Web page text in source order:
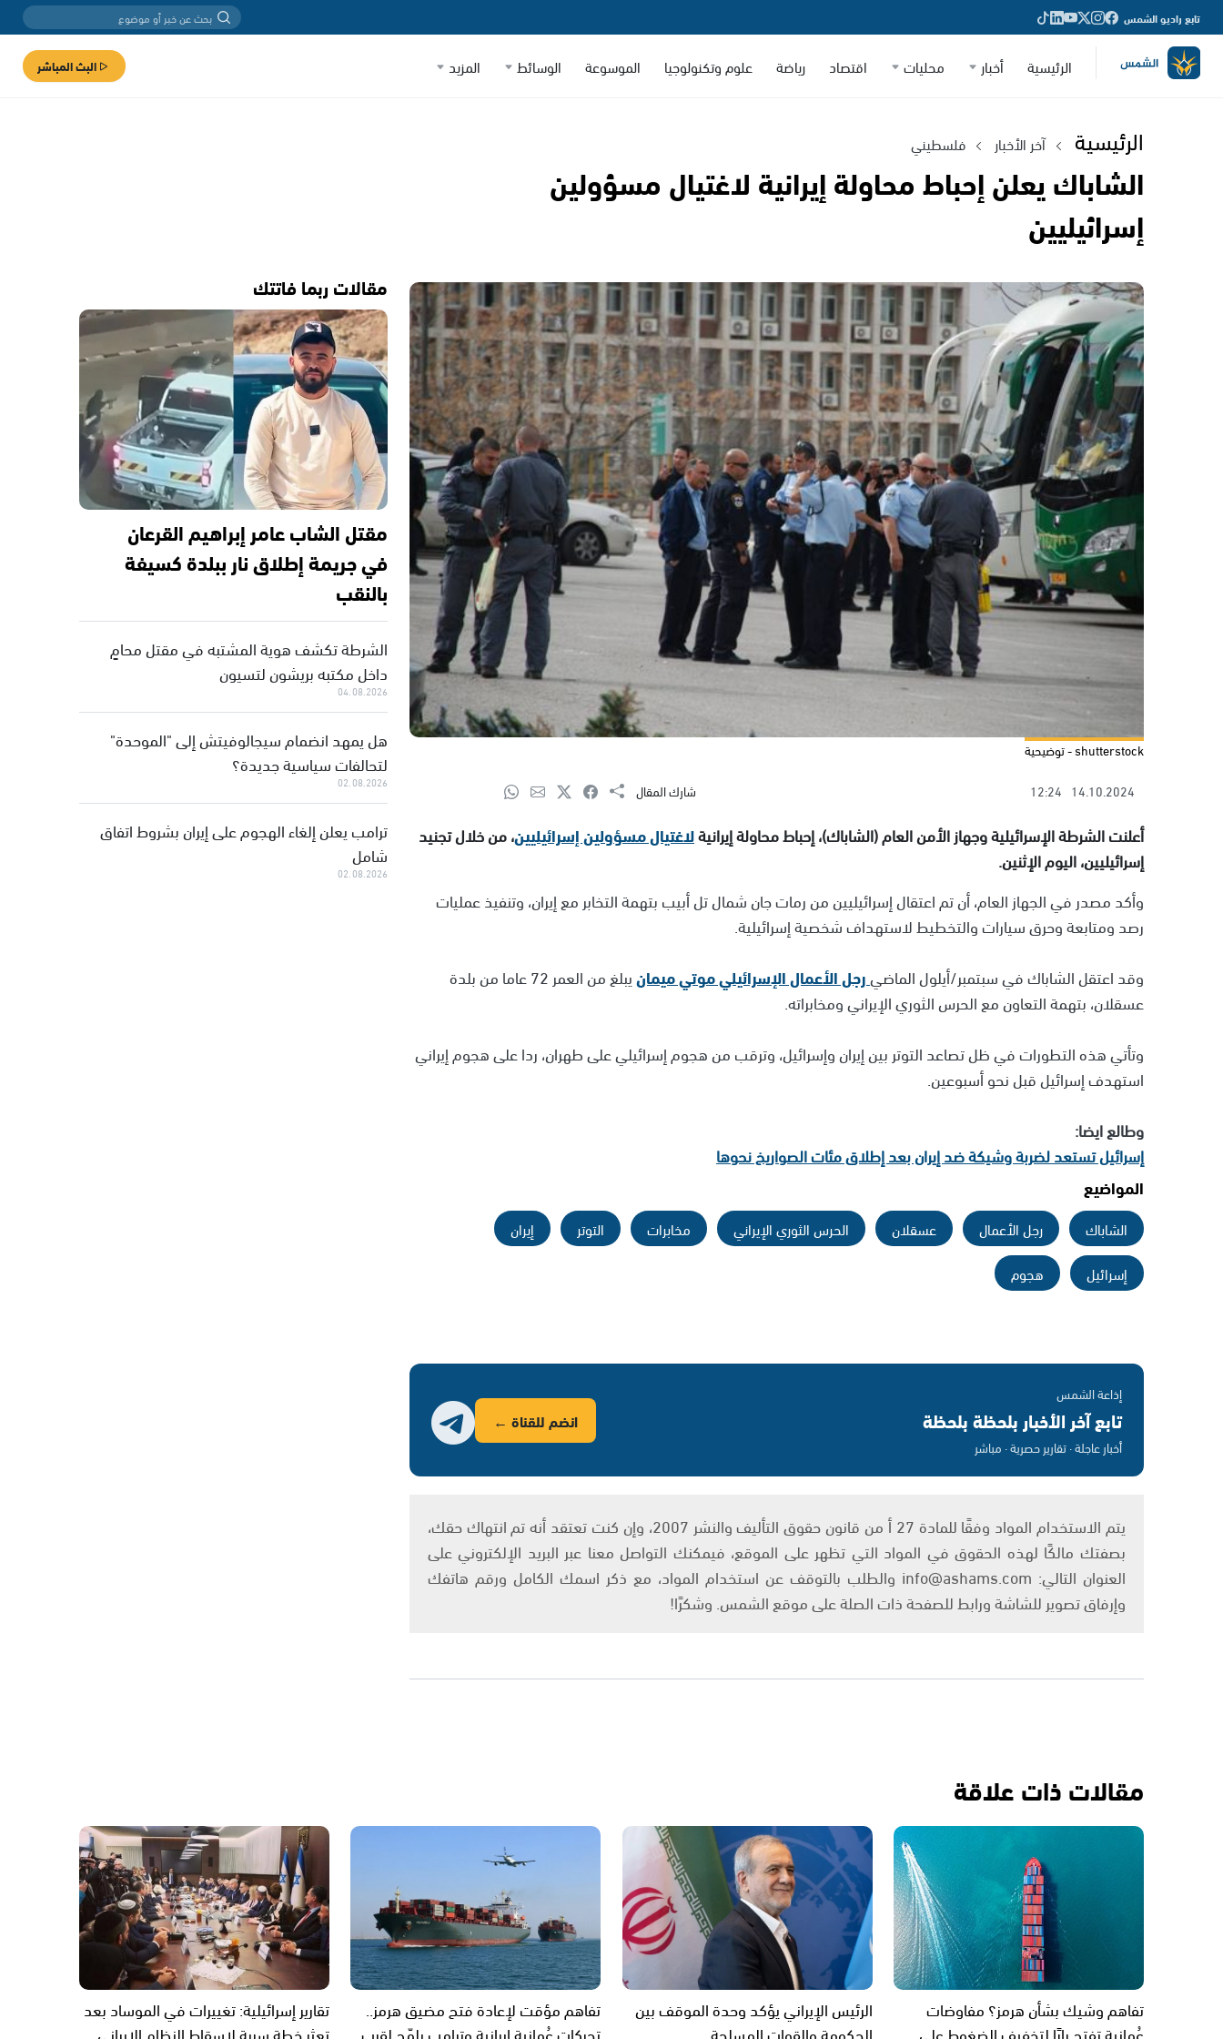
تابع راديو الشمس
الرئيسية أخبار محليات اقتصاد رياضة علوم وتكنولوجيا الموسوعة الوسائط المزيد البث المباشر
الرئيسية آخر الأخبار فلسطيني
الشاباك يعلن إحباط محاولة إيرانية لاغتيال مسؤولين
إسرائيليين
shutterstock - توضيحية
14.10.2024
12:24 شارك المقال
أعلنت الشرطة الإسرائيلية وجهاز الأمن العام (الشاباك)، إحباط محاولة إيرانيةلاغتيال مسؤولين إسرائيليين، من خلال تجنيد
إسرائيليين، اليوم الإثنين.
وأكد مصدر في الجهاز العام، أن تم اعتقال إسرائيليين من رمات جان شمال تل أبيب بتهمة التخابر مع إيران، وتنفيذ عمليات
رصد ومتابعة وحرق سيارات والتخطيط لاستهداف شخصية إسرائيلية.
وقد اعتقل الشاباك في سبتمبر/أيلول الماضيرجل الأعمال الإسرائيلي موتي ميمان
يبلغ من العمر 72 عاما من بلدة
عسقلان، بتهمة التعاون مع الحرس الثوري الإيراني ومخابراته.
وتأتي هذه التطورات في ظل تصاعد التوتر بين إيران وإسرائيل، وترقب من هجوم إسرائيلي على طهران، ردا على هجوم إيراني
استهدف إسرائيل قبل نحو أسبوعين.
وطالع ايضا:
إسرائيل تستعد لضربة وشيكة ضد إيران بعد إطلاق مئات الصواريخ نحوها
المواضيع
الشاباك رجل الأعمال عسقلان الحرس الثوري الإيراني مخابرات التوتر
إيران
إسرائيل
هجوم
إذاعة الشمس
تابع آخر الأخبار بلحظة بلحظة
أخبار عاجلة · تقارير حصرية · مباشر
انضم للقناة ←
يتم الاستخدام المواد وفقًا للمادة 27 أ من قانون حقوق التأليف والنشر 2007، وإن كنت تعتقد أنه تم انتهاك حقك،
بصفتك مالكًا لهذه الحقوق في المواد التي تظهر على الموقع، فيمكنك التواصل معنا عبر البريد الإلكتروني على
العنوان التالي: info@ashams.com والطلب بالتوقف عن استخدام المواد، مع ذكر اسمك الكامل ورقم هاتفك
وإرفاق تصوير للشاشة ورابط للصفحة ذات الصلة على موقع الشمس. وشكرًا!
مقالات ربما فاتتك
مقتل الشاب عامر إبراهيم القرعان
في جريمة إطلاق نار ببلدة كسيفة
بالنقب
الشرطة تكشف هوية المشتبه في مقتل محامٍ
داخل مكتبه بريشون لتسيون
04.08.2026
هل يمهد انضمام سيجالوفيتش إلى "الموحدة"
لتحالفات سياسية جديدة؟
02.08.2026
ترامب يعلن إلغاء الهجوم على إيران بشروط اتفاق
شامل
02.08.2026
مقالات ذات علاقة
تفاهم وشيك بشأن هرمز؟ مفاوضات
الرئيس الإيراني يؤكد وحدة الموقف بين
تفاهم مؤقت لإعادة فتح مضيق هرمز..
تقارير إسرائيلية: تغييرات في الموساد بعد